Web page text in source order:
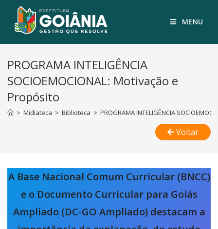
MENU
PROGRAMA INTELIGÊNCIA
SOCIOEMOCIONAL: Motivação e
Propósito
> Midiateca > Biblioteca > PROGRAMA INTELIGÊNCIA
Voltar
A Base Nacional Comum Curricular (BNCC)
e o Documento Curricular para Goiás
Ampliado (DC-GO Ampliado) destacam a